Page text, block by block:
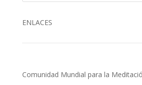
ENLACES
Comunidad Mundial para la